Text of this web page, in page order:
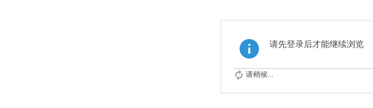
请先登录后才能继续浏览
请稍候...